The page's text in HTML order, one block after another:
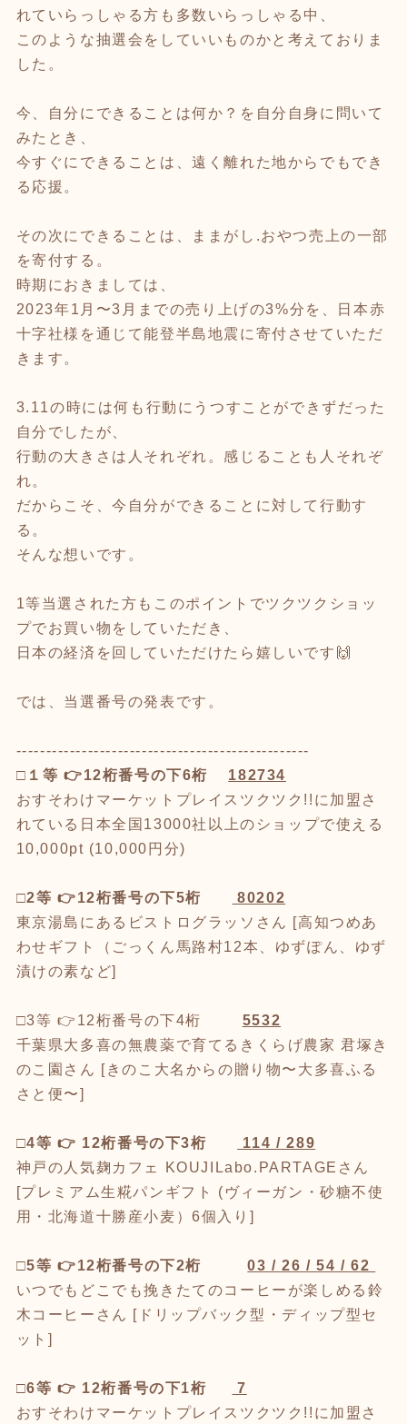
れていらっしゃる方も多数いらっしゃる中、
このような抽選会をしていいものかと考えておりま
した。
今、自分にできることは何か？を自分自身に問いて
みたとき、
今すぐにできることは、遠く離れた地からでもでき
る応援。
その次にできることは、ままがし.おやつ売上の一部
を寄付する。
時期におきましては、
2023年1月〜3月までの売り上げの3%分を、日本赤
十字社様を通じて能登半島地震に寄付させていただ
きます。
3.11の時には何も行動にうつすことができずだった
自分でしたが、
行動の大きさは人それぞれ。感じることも人それぞ
れ。
だからこそ、今自分ができることに対して行動す
る。
そんな想いです。
1等当選された方もこのポイントでツクツクショッ
プでお買い物をしていただき、
日本の経済を回していただけたら嬉しいです🙌
では、当選番号の発表です。
-------------------------------------------------
□ １等 👉12桁番号の下6桁 182734
おすそわけマーケットプレイスツクツク!!に加盟さ
れている日本全国13000社以上のショップで使える
10,000pt (10,000円分)
□2等 👉12桁番号の下5桁
80202
東京湯島にあるビストログラッソさん [高知つめあ
わせギフト（ごっくん馬路村12本、ゆずぽん、ゆず
漬けの素など]
□3等 👉12桁番号の下4桁 5532
千葉県大多喜の無農薬で育てるきくらげ農家 君塚き
のこ園さん [きのこ大名からの贈り物〜大多喜ふる
さと便〜]
□4等 👉 12桁番号の下3桁
114 / 289
神戸の人気麹カフェ KOUJILabo.PARTAGEさん
[プレミアム生糀パンギフト (ヴィーガン・砂糖不使
用・北海道十勝産小麦）6個入り]
□5等 👉12桁番号の下2桁
03 / 26 / 54 / 62
いつでもどこでも挽きたてのコーヒーが楽しめる鈴
木コーヒーさん [ドリップバック型・ディップ型セ
ット]
□6等 👉 12桁番号の下1桁
7
おすそわけマーケットプレイスツクツク!!に加盟さ